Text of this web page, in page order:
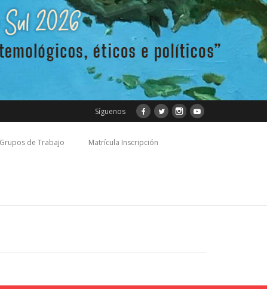
Síguenos
Grupos de Trabajo Matrícula Inscripción